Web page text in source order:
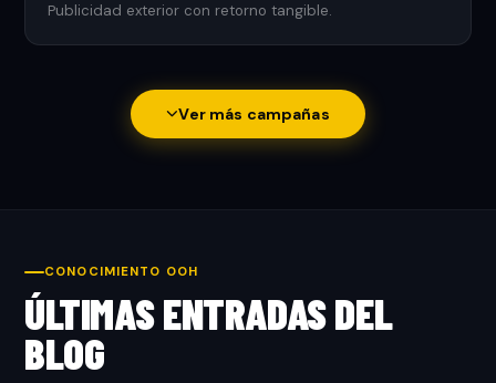
Publicidad exterior con retorno tangible.
Ver más campañas
CONOCIMIENTO OOH
ÚLTIMAS ENTRADAS DEL
BLOG